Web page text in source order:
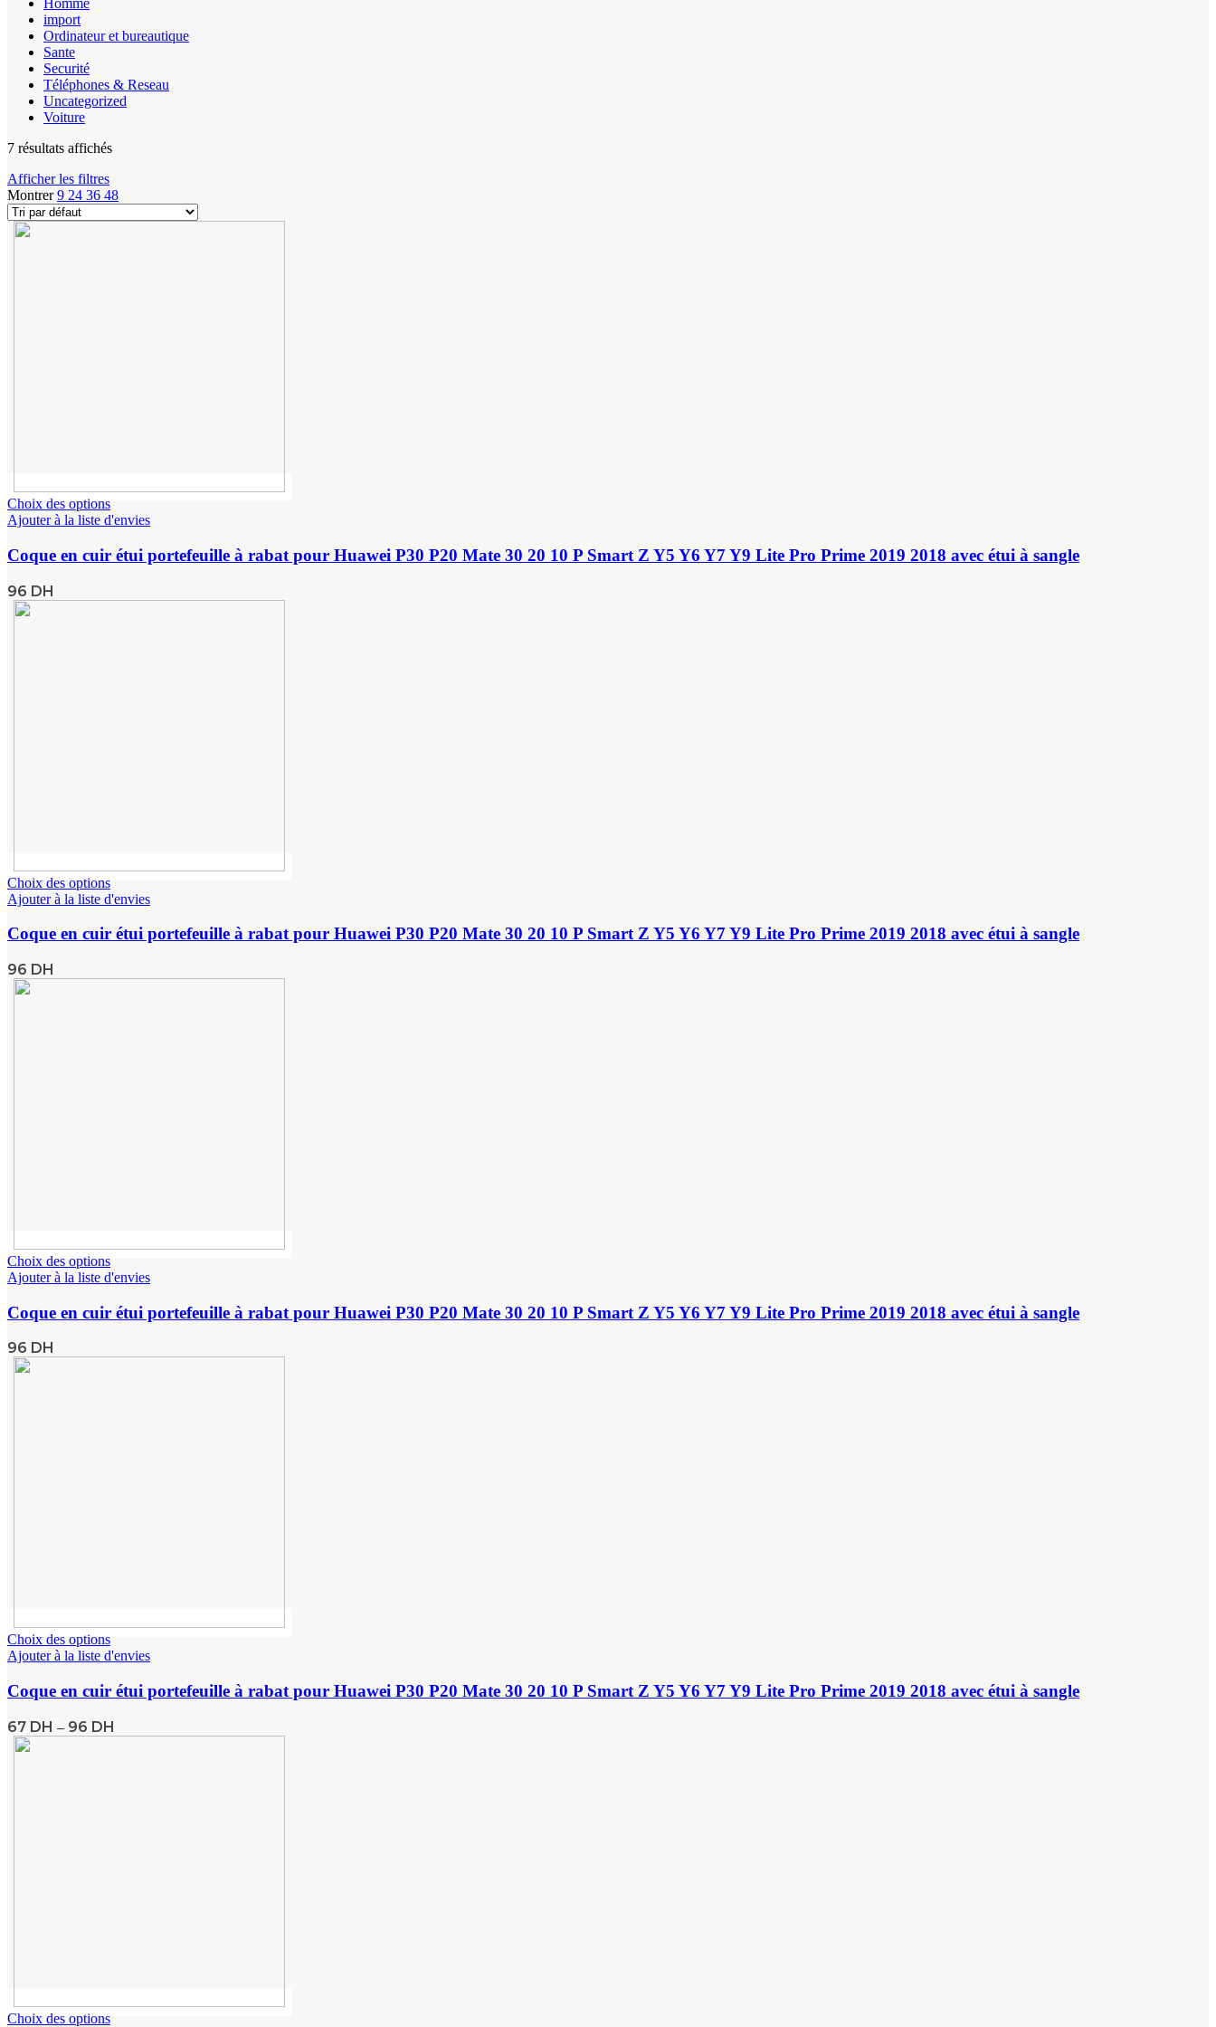
Homme
import
Ordinateur et bureautique
Sante
Securité
Téléphones & Reseau
Uncategorized
Voiture
7 résultats affichés
Afficher les filtres
Montrer9 24 36 48
Choix des options
Ajouter à la liste d'envies
Coque en cuir étui portefeuille à rabat pour Huawei P30 P20 Mate 30 20 10 P Smart Z Y5 Y6 Y7 Y9 Lite Pro Prime 2019 2018 avec étui à sangle
96 DH
Choix des options
Ajouter à la liste d'envies
Coque en cuir étui portefeuille à rabat pour Huawei P30 P20 Mate 30 20 10 P Smart Z Y5 Y6 Y7 Y9 Lite Pro Prime 2019 2018 avec étui à sangle
96 DH
Choix des options
Ajouter à la liste d'envies
Coque en cuir étui portefeuille à rabat pour Huawei P30 P20 Mate 30 20 10 P Smart Z Y5 Y6 Y7 Y9 Lite Pro Prime 2019 2018 avec étui à sangle
96 DH
Choix des options
Ajouter à la liste d'envies
Coque en cuir étui portefeuille à rabat pour Huawei P30 P20 Mate 30 20 10 P Smart Z Y5 Y6 Y7 Y9 Lite Pro Prime 2019 2018 avec étui à sangle
67 DH – 96 DH
Choix des options